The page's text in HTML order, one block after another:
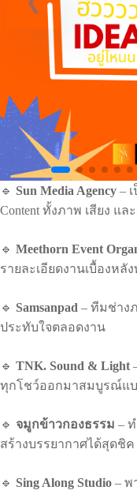
🔹 Sun Media Agency –
Content ทั้งภาพ เสียง แล
🔹 Meethorn Event
รายละเอียดงานเบื้องหลั
🔹 Samsanpad – ทีมช่าง
ประทับใจตลอดงาน
🔹 TNK. Sound & Light
ทุกโชว์ออกมาสมบูรณ์แ
🔹 จมูกข้าวกองธรรม –
สร้างบรรยากาศได้สุดชิค
🔹 Sing Along Studio – พ